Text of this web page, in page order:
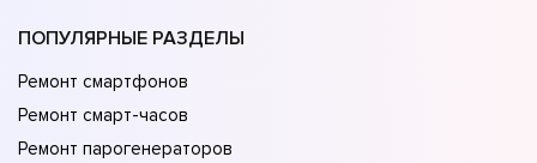
ПОПУЛЯРНЫЕ РАЗДЕЛЫ
Ремонт смартфонов
Ремонт смарт-часов
Ремонт парогенераторов